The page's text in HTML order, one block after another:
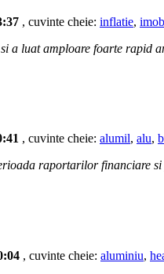
, cuvinte cheie: inflatie,
a luat amploare foarte rapid
, cuvinte cheie: alumil, alu,
raportarilor financiare si
, cuvinte cheie: aluminiu,